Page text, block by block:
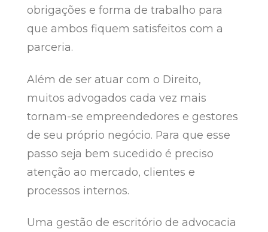
obrigações e forma de trabalho para
que ambos fiquem satisfeitos com a
parceria.
Além de ser atuar com o Direito,
muitos advogados cada vez mais
tornam-se empreendedores e gestores
de seu próprio negócio. Para que esse
passo seja bem sucedido é preciso
atenção ao mercado, clientes e
processos internos.
Uma gestão de escritório de advocacia